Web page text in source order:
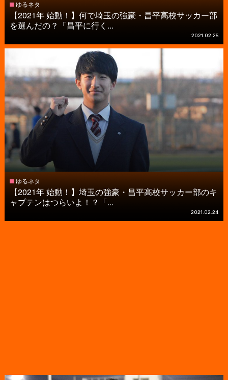
ゆるネタ
【2021年 始動！】何で埼玉の強豪・昌平高校サッカー部
を選んだの？「昌平に行く...
2021.02.25
ゆるネタ
【2021年 始動！】埼玉の強豪・昌平高校サッカー部のキ
ャプテンはつらいよ！？「...
2021.02.24